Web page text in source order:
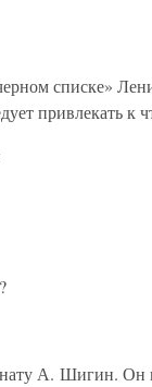
списке»
привлекать к
А. Шигин. Он